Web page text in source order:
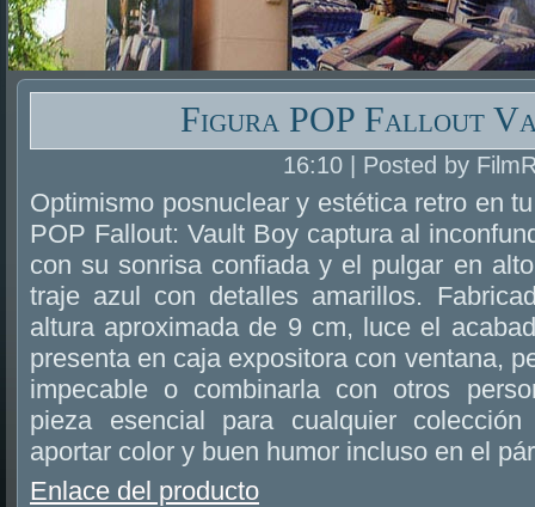
Figura POP Fallout
16:10 | Posted by
Optimismo posnuclear y estética retro en
POP Fallout: Vault Boy captura al
con su sonrisa confiada y el pulgar en
traje azul con detalles amarillos.
altura aproximada de 9 cm, luce el
presenta en caja expositora con ventana,
impecable o combinarla con otros
pieza esencial para cualquier
aportar color y buen humor incluso en el
Enlace del producto